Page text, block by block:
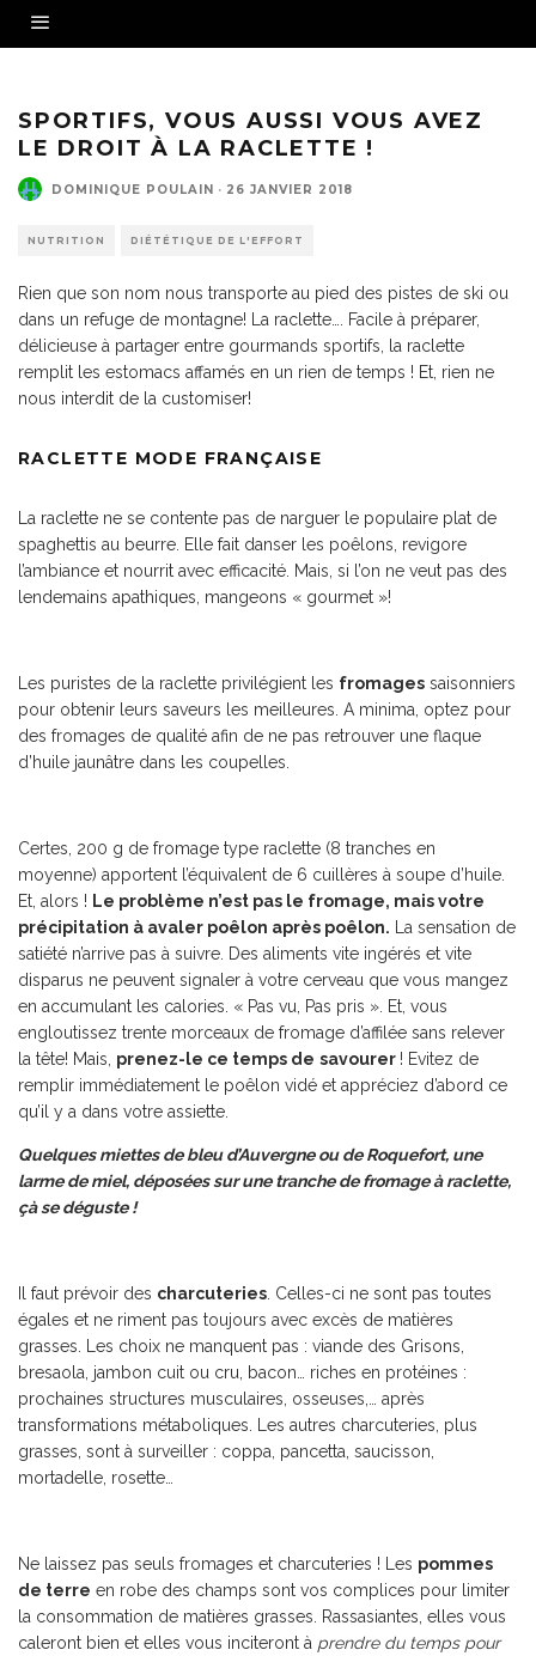
SPORTIFS, VOUS AUSSI VOUS AVEZ
LE DROIT À LA RACLETTE !
DOMINIQUE POULAIN · 26 JANVIER 2018
NUTRITION DIÉTÉTIQUE DE L'EFFORT
Rien que son nom nous transporte au pied des pistes de ski ou
dans un refuge de montagne! La raclette…. Facile à préparer,
délicieuse à partager entre gourmands sportifs, la raclette
remplit les estomacs affamés en un rien de temps ! Et, rien ne
nous interdit de la customiser!
RACLETTE MODE FRANÇAISE
La raclette ne se contente pas de narguer le populaire plat de
spaghettis au beurre. Elle fait danser les poêlons, revigore
l’ambiance et nourrit avec efficacité. Mais, si l’on ne veut pas des
lendemains apathiques, mangeons « gourmet »!
Les puristes de la raclette privilégient les fromages saisonniers
pour obtenir leurs saveurs les meilleures. A minima, optez pour
des fromages de qualité afin de ne pas retrouver une flaque
d’huile jaunâtre dans les coupelles.
Certes, 200 g de fromage type raclette (8 tranches en
moyenne) apportent l’équivalent de 6 cuillères à soupe d’huile.
Et, alors ! Le problème n’est pas le fromage, mais votre
précipitation à avaler poêlon après poêlon. La sensation de
satiété n’arrive pas à suivre. Des aliments vite ingérés et vite
disparus ne peuvent signaler à votre cerveau que vous mangez
en accumulant les calories. « Pas vu, Pas pris ». Et, vous
engloutissez trente morceaux de fromage d’affilée sans relever
la tête! Mais, prenez-le ce temps de savourer ! Evitez de
remplir immédiatement le poêlon vidé et appréciez d’abord ce
qu’il y a dans votre assiette.
Quelques miettes de bleu d’Auvergne ou de Roquefort, une
larme de miel, déposées sur une tranche de fromage à raclette,
çà se déguste !
Il faut prévoir des charcuteries . Celles-ci ne sont pas toutes
égales et ne riment pas toujours avec excès de matières
grasses. Les choix ne manquent pas : viande des Grisons,
bresaola, jambon cuit ou cru, bacon… riches en protéines :
prochaines structures musculaires, osseuses,… après
transformations métaboliques. Les autres charcuteries, plus
grasses, sont à surveiller : coppa, pancetta, saucisson,
mortadelle, rosette…
Ne laissez pas seuls fromages et charcuteries ! Les pommes
de terre en robe des champs sont vos complices pour limiter
la consommation de matières grasses. Rassasiantes, elles vous
caleront bien et elles vous inciteront à prendre du temps pour